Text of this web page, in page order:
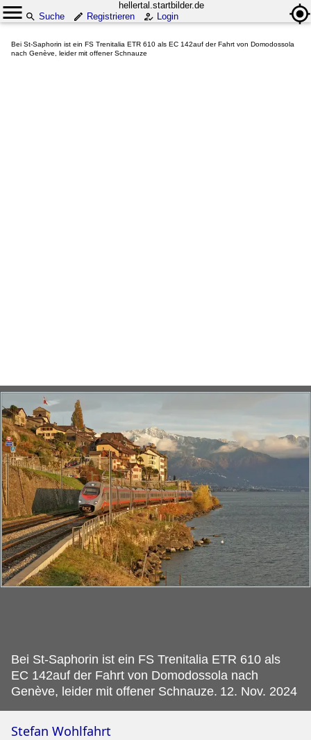
hellertal.startbilder.de
Suche
Registrieren Login
Bei St-Saphorin ist ein FS Trenitalia ETR 610 als EC 142auf der Fahrt von Domodossola
nach Genève, leider mit offener Schnauze
Bei St-Saphorin ist ein FS Trenitalia ETR 610 als
EC 142auf der Fahrt von Domodossola nach
Genève, leider mit offener Schnauze. 12. Nov. 2024
Stefan Wohlfahrt